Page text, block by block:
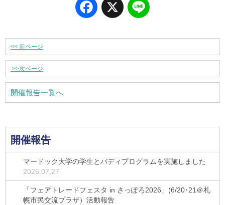
Facebook
X
<< 前ページ
>>次ページ
開催報告一覧へ
開催報告
マードック大学の学生とバディプログラムを実施しました
2026.07.27
「フェアトレードフェスタ in さっぽろ2026」(6/20･21＠札
幌市民交流プラザ）活動報告